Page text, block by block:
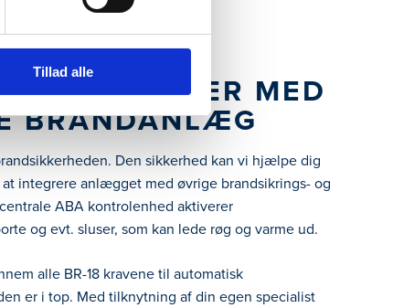
Tillad alle
FUNGERER MED
BRANDANLÆG
Den sikkerhed kan vi hjælpe dig
integrere anlægget med øvrige brandsikrings- og
ABA kontrolenhed aktiverer
og evt. sluser, som kan lede røg og varme ud.
alle BR-18 kravene til automatisk
er i top. Med tilknytning af din egen specialist